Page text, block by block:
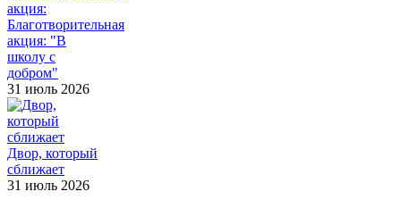
Благотворительная
акция: "В
школу с
добром"
31 июль 2026
Двор, который
сближает
31 июль 2026